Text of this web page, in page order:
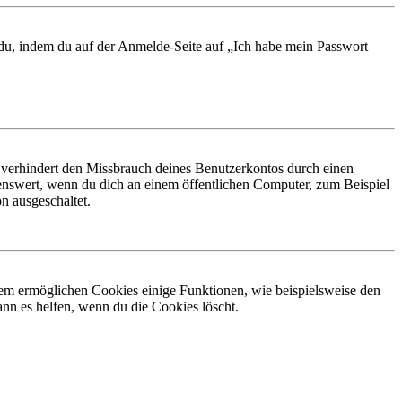
indem du auf der Anmelde-Seite auf „Ich habe mein Passwort
den Missbrauch deines Benutzerkontos durch einen
wenn du dich an einem öffentlichen Computer, zum Beispiel
ausgeschaltet.
ermöglichen Cookies einige Funktionen, wie beispielsweise den
es helfen, wenn du die Cookies löscht.